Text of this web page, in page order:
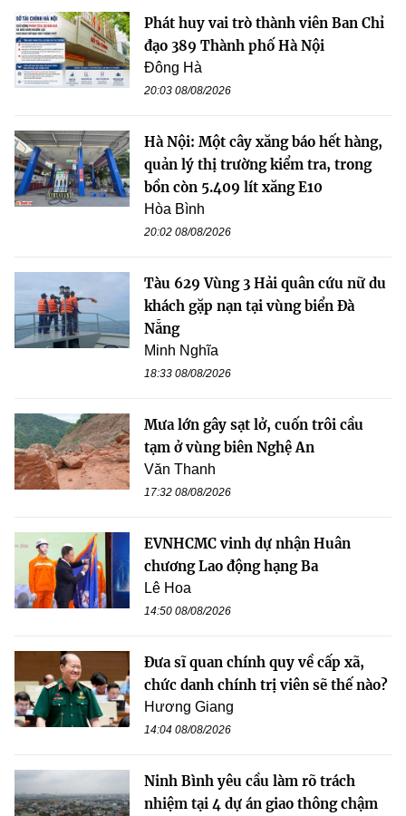
Phát huy vai trò thành viên Ban Chỉ
đạo 389 Thành phố Hà Nội
Đông Hà
20:03 08/08/2026
Hà Nội: Một cây xăng báo hết hàng,
quản lý thị trường kiểm tra, trong
bồn còn 5.409 lít xăng E10
Hòa Bình
20:02 08/08/2026
Tàu 629 Vùng 3 Hải quân cứu nữ du
khách gặp nạn tại vùng biển Đà
Nẵng
Minh Nghĩa
18:33 08/08/2026
Mưa lớn gây sạt lở, cuốn trôi cầu
tạm ở vùng biên Nghệ An
Văn Thanh
17:32 08/08/2026
EVNHCMC vinh dự nhận Huân
chương Lao động hạng Ba
Lê Hoa
14:50 08/08/2026
Đưa sĩ quan chính quy về cấp xã,
chức danh chính trị viên sẽ thế nào?
Hương Giang
14:04 08/08/2026
Ninh Bình yêu cầu làm rõ trách
nhiệm tại 4 dự án giao thông chậm